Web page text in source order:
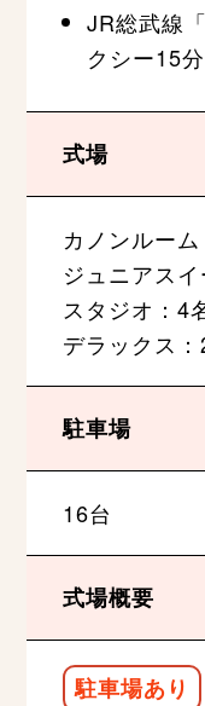
JR総武線
クシー15分
式場
カノンルー
ジュニアス
スタジオ：4
デラックス：
駐車場
16台
式場概要
駐車場あり